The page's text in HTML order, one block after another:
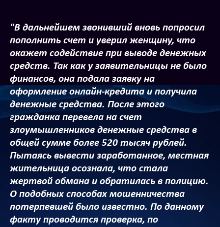
"В дальнейшем звонивший вновь попросил
пополнить счет и уверил женщину, что
окажет содействие при выводе денежных
средств. Так как у заявительницы не было
финансов, она подала заявку на
оформление онлайн-кредита и получила
денежные средства. После этого
гражданка перевела на счет
злоумышленников денежные средства в
общей сумме более 520 тысяч рублей.
Пытаясь вывести заработанное, местная
жительница осознала, что стала
жертвой обмана и обратилась в полицию.
О подобных способах мошенничества
потерпевшей было известно. По данному
факту проводится проверка, по